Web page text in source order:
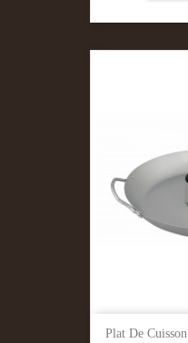
Plat De